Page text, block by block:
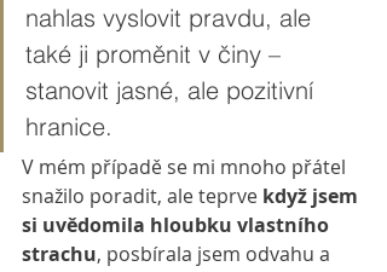
nahlas vyslovit pravdu, ale
také ji proměnit v činy –
stanovit jasné, ale pozitivní
hranice.
V mém případě se mi mnoho přátel
snažilo poradit, ale teprve když jsem
si uvědomila hloubku vlastního
strachu, posbírala jsem odvahu a